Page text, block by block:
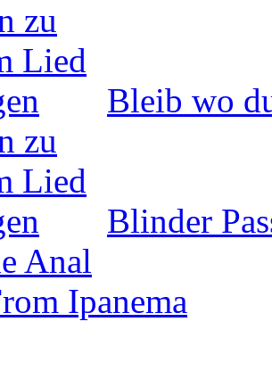
Bleib wo
Blinder
Anal
Ipanema